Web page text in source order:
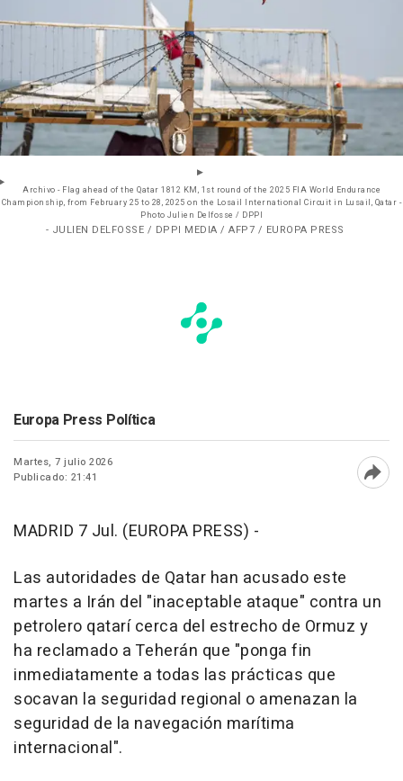
Archivo - Flag ahead of the Qatar 1812 KM, 1st round of the 2025 FIA World Endurance
Championship, from February 25 to 28, 2025 on the Losail International Circuit in Lusail, Qatar -
Photo Julien Delfosse / DPPI
- JULIEN DELFOSSE / DPPI MEDIA / AFP7 / EUROPA PRESS
Europa Press Política
Martes, 7 julio 2026
Publicado: 21:41
MADRID 7 Jul. (EUROPA PRESS) -
Las autoridades de Qatar han acusado este
martes a Irán del "inaceptable ataque" contra un
petrolero qatarí cerca del estrecho de Ormuz y
ha reclamado a Teherán que "ponga fin
inmediatamente a todas las prácticas que
socavan la seguridad regional o amenazan la
seguridad de la navegación marítima
internacional".